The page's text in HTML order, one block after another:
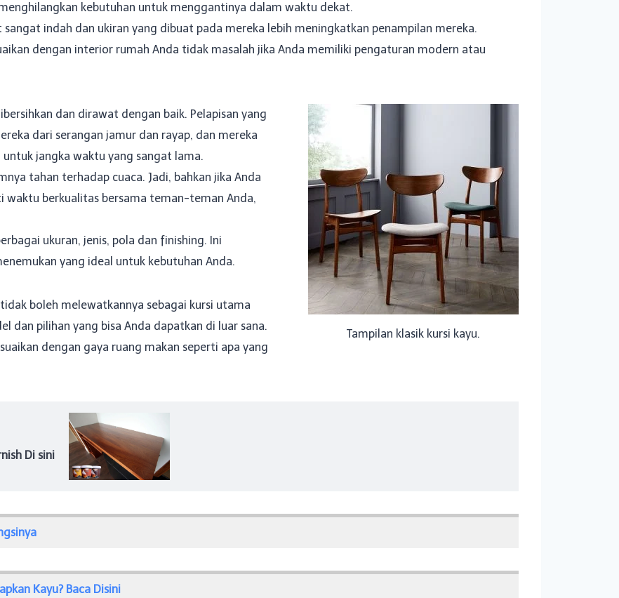
kebutuhan untuk menggantinya dalam waktu dekat.
indah dan ukiran yang dibuat pada mereka lebih meningkatkan penampilan mereka.
dengan interior rumah Anda tidak masalah jika Anda memiliki pengaturan modern atau
Tampilan klasik kursi kayu.
dan dirawat dengan baik. Pelapisan yang
dari serangan jamur dan rayap, dan mereka
jangka waktu yang sangat lama.
tahan terhadap cuaca. Jadi, bahkan jika Anda
waktu berkualitas bersama teman-teman Anda,
ukuran, jenis, pola dan finishing. Ini
yang ideal untuk kebutuhan Anda.
boleh melewatkannya sebagai kursi utama
dan pilihan yang bisa Anda dapatkan di luar sana.
dengan gaya ruang makan seperti apa yang
Di sini
Kayu? Baca Disini